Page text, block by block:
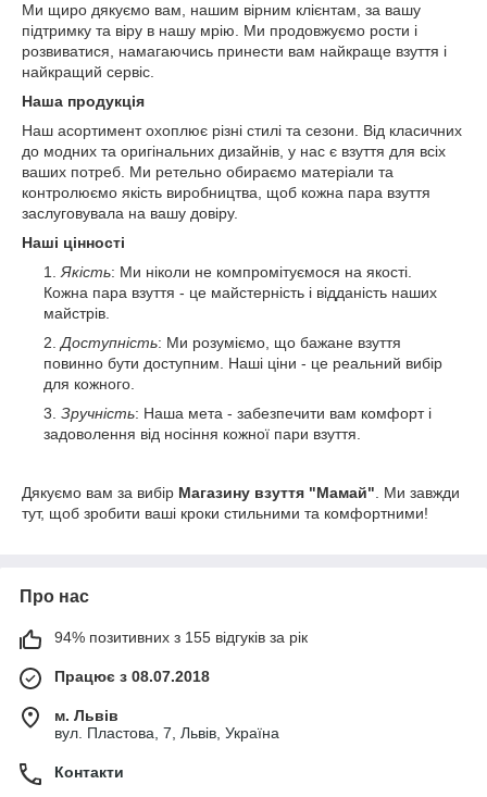
Ми щиро дякуємо вам, нашим вірним клієнтам, за вашу
підтримку та віру в нашу мрію. Ми продовжуємо рости і
розвиватися, намагаючись принести вам найкраще взуття і
найкращий сервіс.
Наша продукція
Наш асортимент охоплює різні стилі та сезони. Від класичних
до модних та оригінальних дизайнів, у нас є взуття для всіх
ваших потреб. Ми ретельно обираємо матеріали та
контролюємо якість виробництва, щоб кожна пара взуття
заслуговувала на вашу довіру.
Наші цінності
Якість: Ми ніколи не компромітуємося на якості.
Кожна пара взуття - це майстерність і відданість наших
майстрів.
Доступність: Ми розуміємо, що бажане взуття
повинно бути доступним. Наші ціни - це реальний вибір
для кожного.
Зручність: Наша мета - забезпечити вам комфорт і
задоволення від носіння кожної пари взуття.
Дякуємо вам за вибір Магазину взуття "Мамай" . Ми завжди
тут, щоб зробити ваші кроки стильними та комфортними!
Про нас
94% позитивних з 155 відгуків за рік
Працює з 08.07.2018
м. Львів
вул. Пластова, 7, Львів, Україна
Контакти